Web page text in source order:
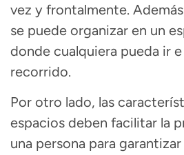
vez y frontalmente.
se puede organizar en un
donde cualquiera pueda ir
recorrido.
Por otro lado, las
espacios deben facilitar la
una persona para garantizar